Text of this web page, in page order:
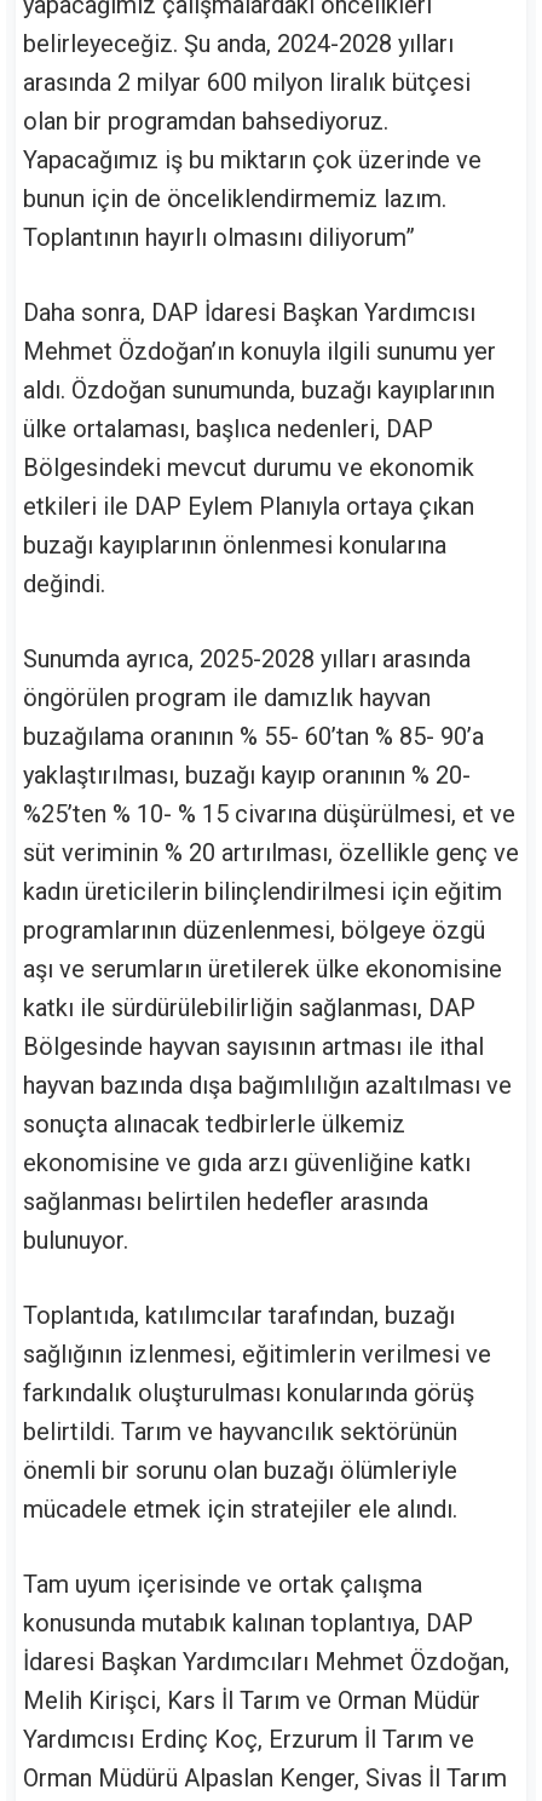
belirleyeceğiz. Şu anda, 2024-2028 yılları
arasında 2 milyar 600 milyon liralık bütçesi
olan bir programdan bahsediyoruz.
Yapacağımız iş bu miktarın çok üzerinde ve
bunun için de önceliklendirmemiz lazım.
Toplantının hayırlı olmasını diliyorum”
Daha sonra, DAP İdaresi Başkan Yardımcısı
Mehmet Özdoğan’ın konuyla ilgili sunumu yer
aldı. Özdoğan sunumunda, buzağı kayıplarının
ülke ortalaması, başlıca nedenleri, DAP
Bölgesindeki mevcut durumu ve ekonomik
etkileri ile DAP Eylem Planıyla ortaya çıkan
buzağı kayıplarının önlenmesi konularına
değindi.
Sunumda ayrıca, 2025-2028 yılları arasında
öngörülen program ile damızlık hayvan
buzağılama oranının % 55- 60’tan % 85- 90’a
yaklaştırılması, buzağı kayıp oranının % 20-
%25’ten % 10- % 15 civarına düşürülmesi, et ve
süt veriminin % 20 artırılması, özellikle genç ve
kadın üreticilerin bilinçlendirilmesi için eğitim
programlarının düzenlenmesi, bölgeye özgü
aşı ve serumların üretilerek ülke ekonomisine
katkı ile sürdürülebilirliğin sağlanması, DAP
Bölgesinde hayvan sayısının artması ile ithal
hayvan bazında dışa bağımlılığın azaltılması ve
sonuçta alınacak tedbirlerle ülkemiz
ekonomisine ve gıda arzı güvenliğine katkı
sağlanması belirtilen hedefler arasında
bulunuyor.
Toplantıda, katılımcılar tarafından, buzağı
sağlığının izlenmesi, eğitimlerin verilmesi ve
farkındalık oluşturulması konularında görüş
belirtildi. Tarım ve hayvancılık sektörünün
önemli bir sorunu olan buzağı ölümleriyle
mücadele etmek için stratejiler ele alındı.
Tam uyum içerisinde ve ortak çalışma
konusunda mutabık kalınan toplantıya, DAP
İdaresi Başkan Yardımcıları Mehmet Özdoğan,
Melih Kirişci, Kars İl Tarım ve Orman Müdür
Yardımcısı Erdinç Koç, Erzurum İl Tarım ve
Orman Müdürü Alpaslan Kenger, Sivas İl Tarım